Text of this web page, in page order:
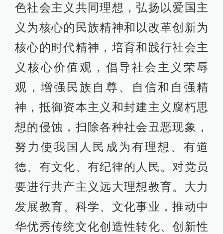
色社会主义共同理想，弘扬以爱国主
义为核心的民族精神和以改革创新为
核心的时代精神，培育和践行社会主
义核心价值观，倡导社会主义荣辱
观，增强民族自尊、自信和自强精
神，抵御资本主义和封建主义腐朽思
想的侵蚀，扫除各种社会丑恶现象，
努力使我国人民成为有理想、有道
德、有文化、有纪律的人民。对党员
要进行共产主义远大理想教育。大力
发展教育、科学、文化事业，推动中
华优秀传统文化创造性转化、创新性